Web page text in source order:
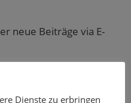
neue Beiträge via E-
Dienste zu erbringen